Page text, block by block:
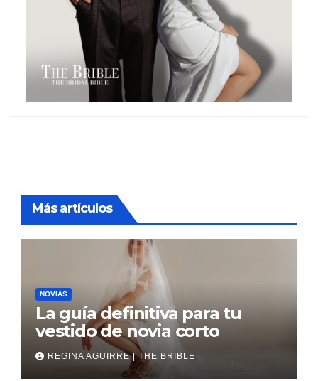
Más artículos
NOVIAS
La guía definitiva para tu
vestido de novia corto
REGINA AGUIRRE | THE BRIBLE